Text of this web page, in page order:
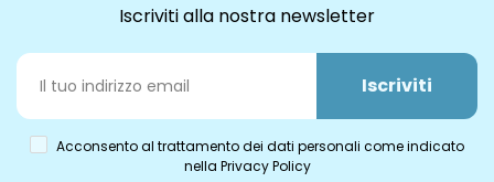
Iscriviti alla nostra newsletter
Iscriviti
Acconsento al trattamento dei dati personali come indicato
nella Privacy Policy